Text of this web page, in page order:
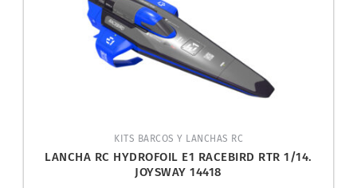
KITS BARCOS Y LANCHAS RC
LANCHA RC HYDROFOIL E1 RACEBIRD RTR 1/14.
JOYSWAY 14418